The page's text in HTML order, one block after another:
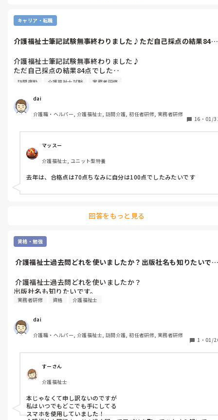
キャリア・転職
介護福祉士筆記試験無事終わりました♪ただ自己採点の結果84点
介護福祉士筆記試験無事終わりました♪
ただ自己採点の結果84点でした‥
各科目ごとに点数はありました。
皆さん合格した時何点でしたか？
訪問夜勤 介護福祉士試験 実務者研修
dai
介護職・ヘルパー, 介護福祉士, 訪問介護, 初任者研修, 実務者研修
16 ・ 01/
マッスー
介護福祉士, ユニット型特養
去年は、合格点は70点ちなみに自分は100点でしたみたいです
回答をもっと見る
資格・勉強
介護福祉士過去問どれを使いましたか？出版社名も知りたいで
介護福祉士過去問どれを使いましたか？
出版社名も知りたいです。
実務者研修 資格 介護福祉士
dai
介護職・ヘルパー, 介護福祉士, 訪問介護, 初任者研修, 実務者研修
1 ・ 01/
すーさん
介護福祉士
本じゃなくて申し訳ないのですが
私はいつでもどこでも手にしてる
スマホを使用していました！